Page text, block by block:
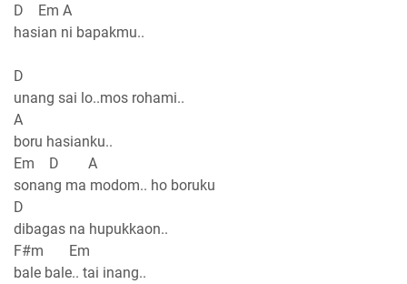
D Em A
hasian ni bapakmu..
D
unang sai lo..mos rohami..
A
boru hasianku..
Em D A
sonang ma modom.. ho boruku
D
dibagas na hupukkaon..
F#m Em
bale bale.. tai inang..